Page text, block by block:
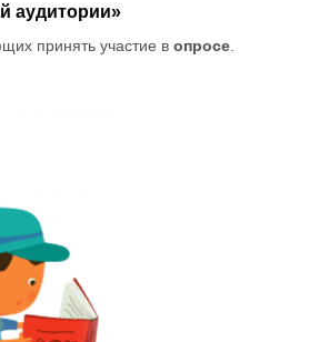
аудитории»
принять участие в опросе